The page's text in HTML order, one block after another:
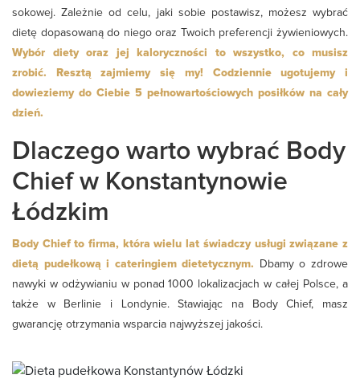
sokowej. Zależnie od celu, jaki sobie postawisz, możesz wybrać
dietę dopasowaną do niego oraz Twoich preferencji żywieniowych.
Wybór diety oraz jej kaloryczności to wszystko, co musisz
zrobić. Resztą zajmiemy się my! Codziennie ugotujemy i
dowieziemy do Ciebie 5 pełnowartościowych posiłków na cały
dzień.
Dlaczego warto wybrać Body
Chief w Konstantynowie
Łódzkim
Body Chief to firma, która wielu lat świadczy usługi związane z
dietą pudełkową i cateringiem dietetycznym. Dbamy o zdrowe
nawyki w odżywianiu w ponad 1000 lokalizacjach w całej Polsce, a
także w Berlinie i Londynie. Stawiając na Body Chief, masz
gwarancję otrzymania wsparcia najwyższej jakości.